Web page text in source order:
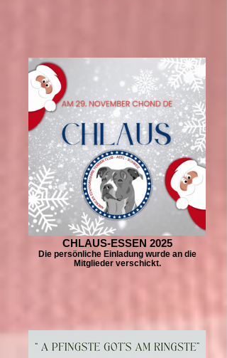
CHLAUS-ESSEN 2025
Die persönliche Einladung wurde an die
Mitglieder verschickt.